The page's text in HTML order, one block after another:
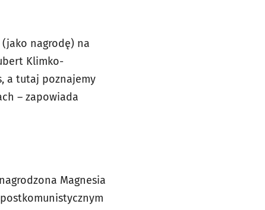
nagrodę) na
Klimko-
a tutaj poznajemy
– zapowiada
Magnesia